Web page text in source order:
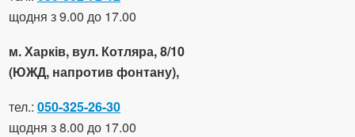
щодня з 9.00 до 17.00
м. Харків, вул. Котляра, 8/10
(ЮЖД, напротив фонтану),
тел.: 050-325-26-30
щодня з 8.00 до 17.00